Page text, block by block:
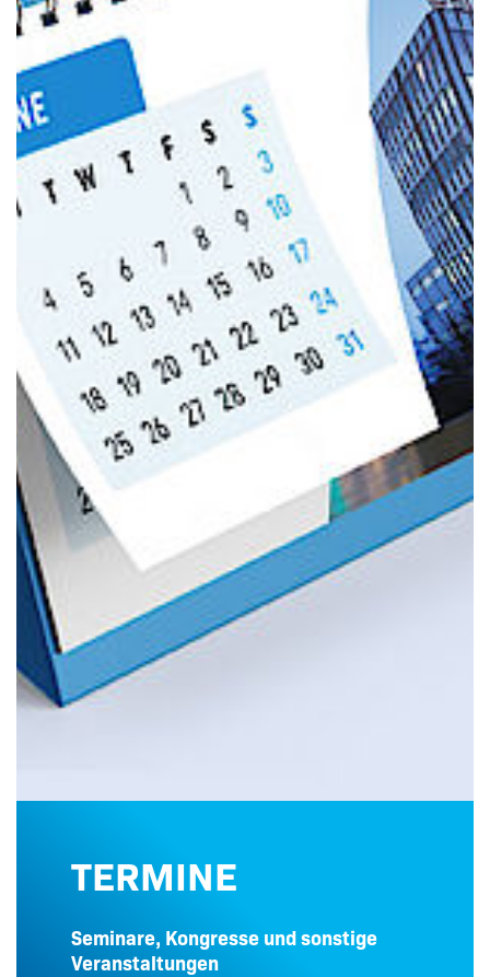
TERMINE
Seminare, Kongresse und sonstige
Veranstaltungen